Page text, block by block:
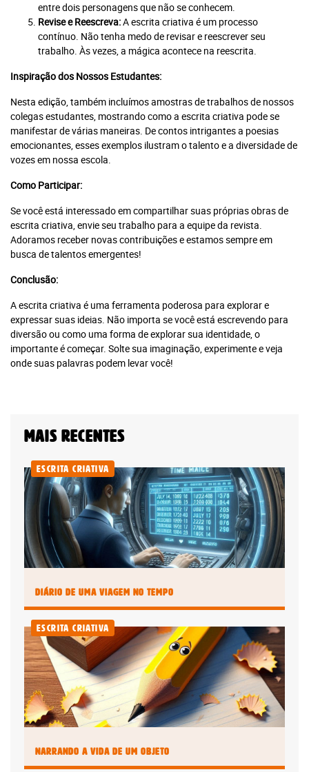
entre dois personagens que não se conhecem.
Revise e Reescreva:A escrita criativa é um processo
contínuo. Não tenha medo de revisar e reescrever seu
trabalho. Às vezes, a mágica acontece na reescrita.
Inspiração dos Nossos Estudantes:
Nesta edição, também incluímos amostras de trabalhos de nossos
colegas estudantes, mostrando como a escrita criativa pode se
manifestar de várias maneiras. De contos intrigantes a poesias
emocionantes, esses exemplos ilustram o talento e a diversidade de
vozes em nossa escola.
Como Participar:
Se você está interessado em compartilhar suas próprias obras de
escrita criativa, envie seu trabalho para a equipe da revista.
Adoramos receber novas contribuições e estamos sempre em
busca de talentos emergentes!
Conclusão:
A escrita criativa é uma ferramenta poderosa para explorar e
expressar suas ideias. Não importa se você está escrevendo para
diversão ou como uma forma de explorar sua identidade, o
importante é começar. Solte sua imaginação, experimente e veja
onde suas palavras podem levar você!
Mais recentes
Escrita Criativa
Diário de uma Viagem no Tempo
Escrita Criativa
Narrando a Vida de um Objeto
Você atingiu o limite de acessos
Assine e tenha acesso ilimitado aos conteúdos Planeta
Recomendado
Plataforma
Leia Mais
Plano anual:
R$ 280.00 ou
10x R$ 28,00
Digital
Plano anual:
R$ 240.00 ou
18,00
Assinar Planeta Notícia
Já é assinante?Faça seu login
É um professor ou uma escola? Clique aqui